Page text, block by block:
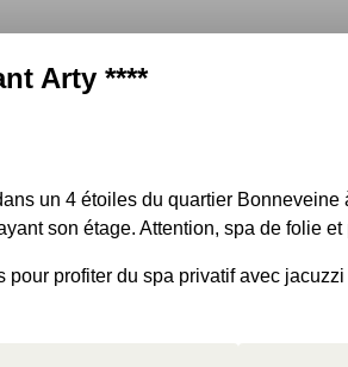
Arty ****
un 4 étoiles du quartier Bonneveine
son étage. Attention, spa de folie
pour profiter du spa privatif avec